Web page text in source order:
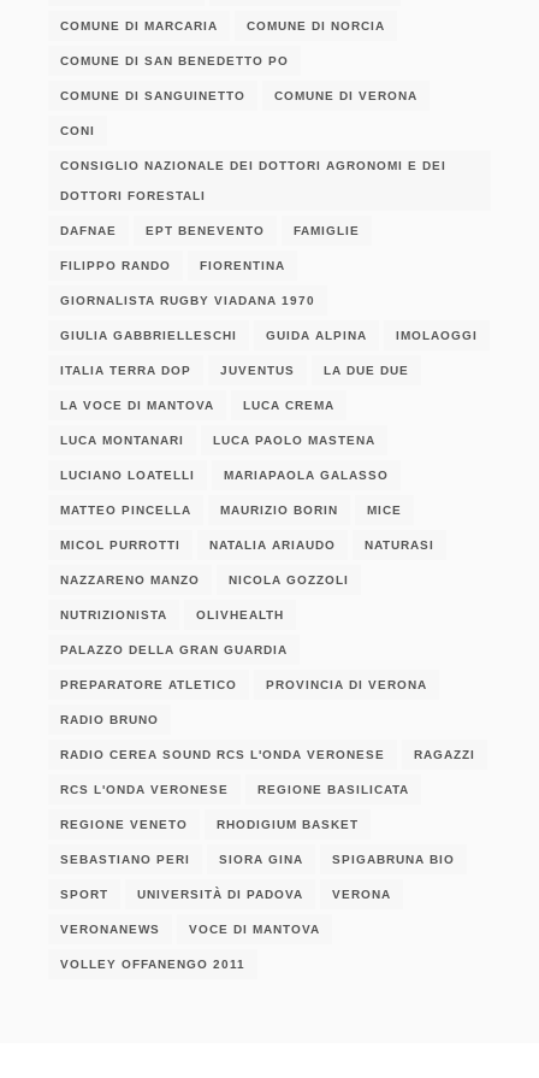
COMUNE DI MARCARIA COMUNE DI NORCIA
COMUNE DI SAN BENEDETTO PO
COMUNE DI SANGUINETTO COMUNE DI VERONA
CONI
CONSIGLIO NAZIONALE DEI DOTTORI AGRONOMI E DEI
DOTTORI FORESTALI
DAFNAE EPT BENEVENTO FAMIGLIE
FILIPPO RANDO FIORENTINA
GIORNALISTA RUGBY VIADANA 1970
GIULIA GABBRIELLESCHI GUIDA ALPINA IMOLAOGGI
ITALIA TERRA DOP JUVENTUS LA DUE DUE
LA VOCE DI MANTOVA LUCA CREMA
LUCA MONTANARI LUCA PAOLO MASTENA
LUCIANO LOATELLI MARIAPAOLA GALASSO
MATTEO PINCELLA MAURIZIO BORIN MICE
MICOL PURROTTI NATALIA ARIAUDO NATURASI
NAZZARENO MANZO NICOLA GOZZOLI
NUTRIZIONISTA OLIVHEALTH
PALAZZO DELLA GRAN GUARDIA
PREPARATORE ATLETICO PROVINCIA DI VERONA
RADIO BRUNO
RADIO CEREA SOUND RCS L'ONDA VERONESE RAGAZZI
RCS L'ONDA VERONESE REGIONE BASILICATA
REGIONE VENETO RHODIGIUM BASKET
SEBASTIANO PERI SIORA GINA SPIGABRUNA BIO
SPORT UNIVERSITÀ DI PADOVA VERONA
VERONANEWS VOCE DI MANTOVA
VOLLEY OFFANENGO 2011